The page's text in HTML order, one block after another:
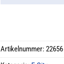
Artikelnummer:22656